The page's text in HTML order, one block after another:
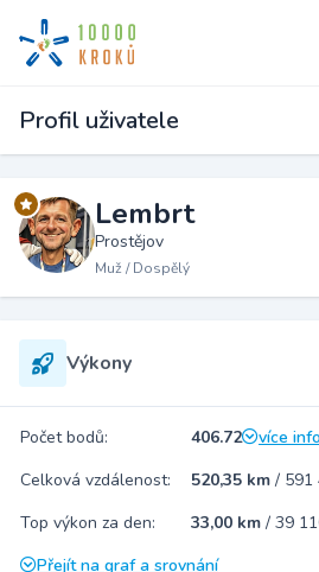
Profil uživatele
Lembrt
Prostějov
Muž / Dospělý
Výkony
Počet bodů: 406.72
více
Celková vzdálenost:
520,35 km / 591
Top výkon za den:
33,00 km / 39
Přejít na graf a srovnání